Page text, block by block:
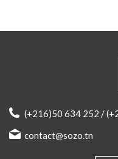
tailles.
(+216)50 634 252 /
contact@sozo.tn